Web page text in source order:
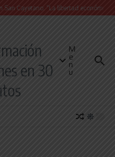
Cayetano: “La libertad económica
en 30
M
e
n
u